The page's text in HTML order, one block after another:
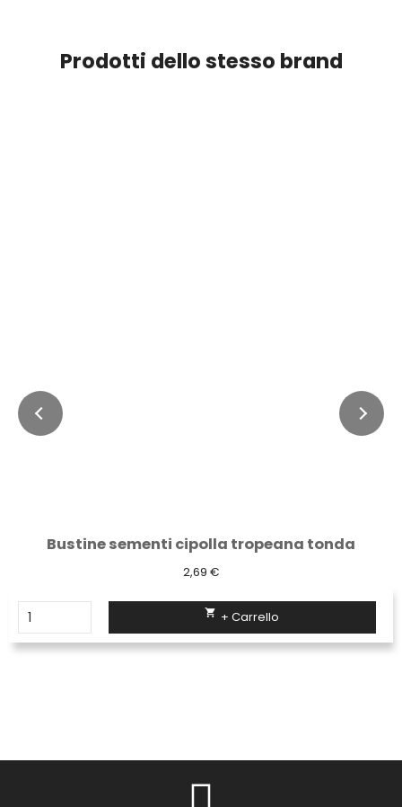
Prodotti dello stesso brand
Bustine sementi cipolla tropeana tonda
2,69 €
 + Carrello